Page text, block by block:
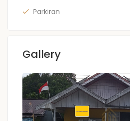
Parkiran
Gallery